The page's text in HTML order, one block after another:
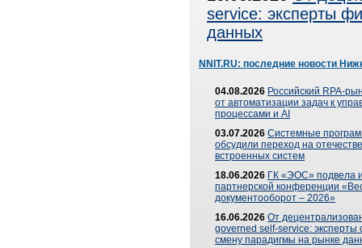
service: эксперты
данных
NNIT.RU: последние новости
04.08.2026 Российский RPA-
от автоматизации задач к
процессами и AI
03.07.2026 Системные
обсудили переход на
встроенных систем
18.06.2026 ГК «ЭОС» подвела
партнерской конференции
документооборот – 2026»
16.06.2026 От
governed self-service: эксперты
смену парадигмы на рынке